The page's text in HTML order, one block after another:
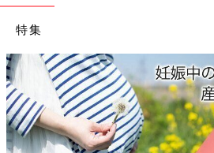
トイトレについては以前も書きました。
特集